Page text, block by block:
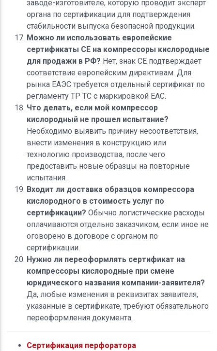
заводе-изготовителе, которую проводит эксперт
органа по сертификации для подтверждения
стабильности выпуска безопасной продукции.
Можно ли использовать европейские
сертификаты CE на компрессоры кислородные
для продажи в РФ? Нет, знак CE подтверждает
соответствие европейским директивам. Для
рынка ЕАЭС требуется отдельный сертификат по
регламенту ТР ТС с маркировкой EAC.
Что делать, если мой компрессор
кислородный не прошел испытание?
Необходимо выявить причину несоответствия,
внести изменения в конструкцию или
технологию производства, после чего
предоставить новые образцы на повторные
испытания.
Входит ли доставка образцов компрессора
кислородного в стоимость услуг по
сертификации? Обычно логистические расходы
оплачиваются отдельно заказчиком, если иное не
оговорено в договоре с органом по
сертификации.
Нужно ли переоформлять сертификат на
компрессоры кислородные при смене
юридического названия компании-заявителя?
Да, любые изменения в реквизитах заявителя,
указанные в сертификате, требуют обязательного
переоформления документа.
Сертификация перфоратора